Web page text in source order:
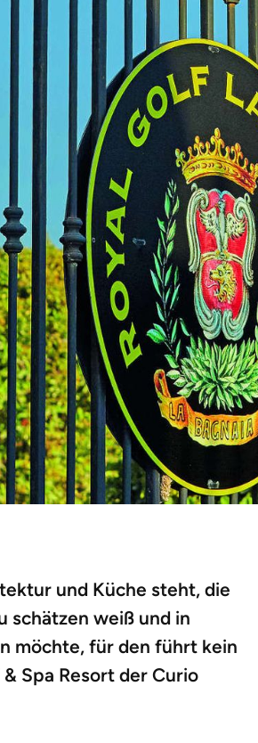
und Küche steht, die
schätzen weiß und in
möchte, für den führt kein
Spa Resort der Curio